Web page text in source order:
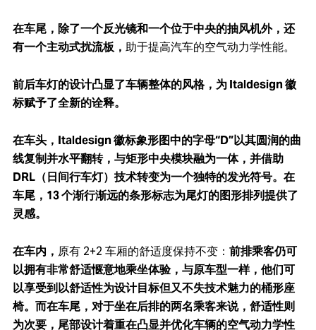
在车尾，除了一个反光镜和一个位于中央的抽风机外，还
有一个主动式扰流板， 助于提高汽车的空气动力学性能。
前后车灯的设计凸显了车辆整体的风格，为 Italdesign 徽
标赋予了全新的诠释。
在车头，Italdesign 徽标象形图中的字母“D”以其圆润的曲
线复制并水平翻转，与矩形中央模块融为一体，并借助
DRL（日间行车灯）技术转变为一个独特的发光符号。在
车尾，13 个渐行渐远的条形标志为尾灯的图形排列提供了
灵感。
在车内， 原有 2+2 车厢的舒适度保持不变： 前排乘客仍可
以拥有非常舒适惬意地乘坐体验，与原车型一样，他们可
以享受到以舒适性为设计目标但又不失技术魅力的桶形座
椅。而在车尾，对于坐在后排的两名乘客来说，舒适性则
为次要，尾部设计着重在凸显并优化车辆的空气动力学性